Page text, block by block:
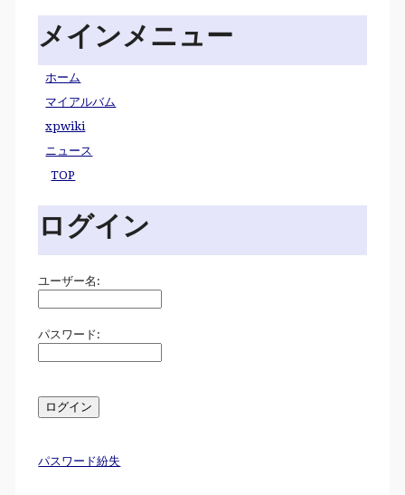
メインメニュー
ホーム
マイアルバム
xpwiki
ニュース
TOP
ログイン
ユーザー名:
パスワード:
パスワード紛失